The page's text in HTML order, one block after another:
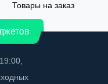
Товары на заказ